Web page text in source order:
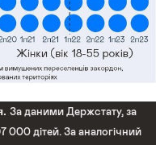
За даними Держстату, за
000 дітей. За аналогічний